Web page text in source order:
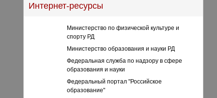
Интернет-ресурсы
Министерство по физической культуре и
спорту РД
Министерство образования и науки РД
Федеральная служба по надзору в сфере
образования и науки
Федеральный портал "Российское
образование"